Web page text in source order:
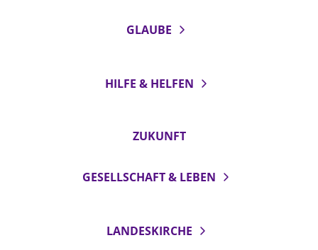
GLAUBE
HILFE & HELFEN
ZUKUNFT
GESELLSCHAFT & LEBEN
LANDESKIRCHE